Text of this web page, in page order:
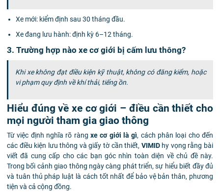
Xe mới: kiểm định sau 30 tháng đầu.
Xe đang lưu hành: định kỳ 6–12 tháng.
3. Trường hợp nào xe cơ giới bị cấm lưu thông?
Khi xe không đạt điều kiện kỹ thuật, không có đăng kiểm, hoặc
vi phạm quy định về khí thải, tiếng ồn.
Hiểu đúng về xe cơ giới – điều cần thiết cho
mọi người tham gia giao thông
Từ việc định nghĩa rõ ràng xe cơ giới là gì, cách phân loại cho đến
các điều kiện lưu thông và giấy tờ cần thiết, VIMIDhy vọng rằng bài
viết đã cung cấp cho các bạn góc nhìn toàn diện về chủ đề này.
Trong bối cảnh giao thông ngày càng phát triển, sự hiểu biết đầy đủ
và tuân thủ pháp luật là cách tốt nhất để bảo vệ bản thân, phương
tiện và cả cộng đồng.